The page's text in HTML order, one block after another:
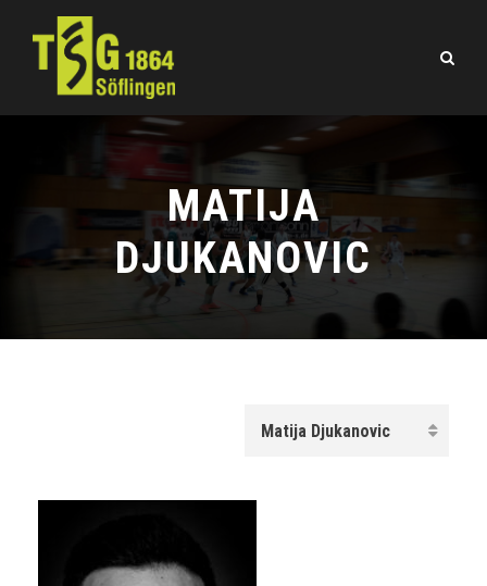
MATIJA
DJUKANOVIC